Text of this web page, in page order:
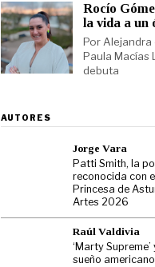
Rocío
la vida a un
Por Alejandra
Paula Macías
debuta
AUTORES
Jorge Vara
Patti Smith, la
reconocida con
Princesa de
Artes 2026
Raúl Valdivia
‘Marty
sueño americano